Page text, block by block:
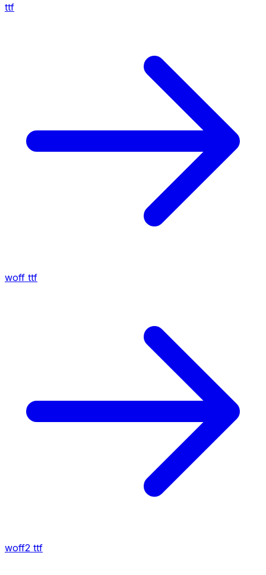
ttf
woff ttf
woff2 ttf